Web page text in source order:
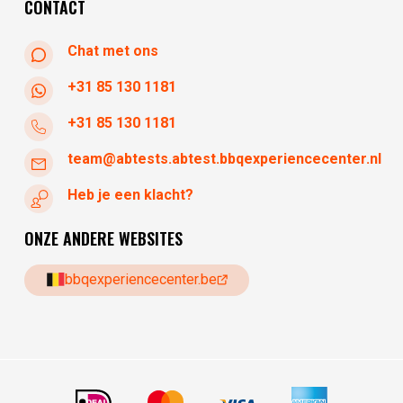
CONTACT
Chat met ons
+31 85 130 1181
+31 85 130 1181
team@abtests.abtest.bbqexperiencecenter.nl
Heb je een klacht?
ONZE ANDERE WEBSITES
bbqexperiencecenter.be